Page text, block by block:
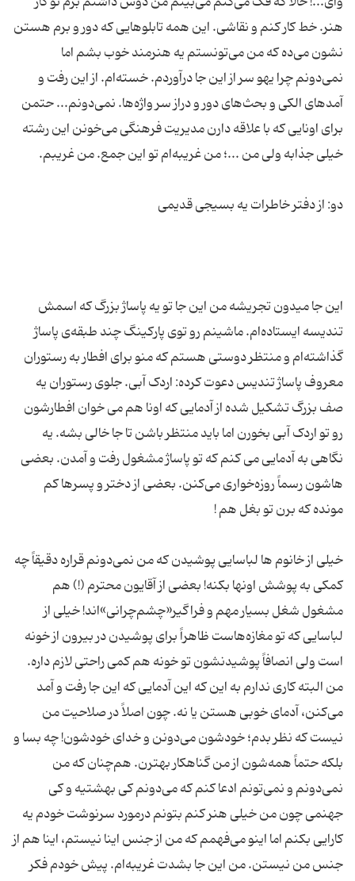
هنر. خط کار کنم و نقاشی. این همه تابلوهایی که دور و برم هستن
نشون می‌ده که من می‌تونستم یه هنرمند خوب بشم اما
نمی‌دونم چرا یهو سر از این جا درآوردم. خسته‌ام. از این رفت و
آمدهای الکی و بحث‌های دور و دراز سر واژه‌ها. نمی‌دونم... حتمن
برای اونایی که با علاقه دارن مدیریت فرهنگی می‌خونن این رشته
این جا میدون تجریشه من این جا تو یه پاساژ بزرگ که اسمش
تندیسه ایستاده‌ام. ماشینم رو توی پارکینگ چند طبقه‌ی پاساژ
گذاشته‌ام و منتظر دوستی هستم که منو برای افطار به رستوران
معروف پاساژ تندیس دعوت کرده: اردک آبی. جلوی رستوران یه
صف بزرگ تشکیل شده از آدمایی که اونا هم می خوان افطارشون
رو تو اردک آبی بخورن اما باید منتظر باشن تا جا خالی بشه. یه
نگاهی به آدمایی می کنم که تو پاساژ مشغول رفت و آمدن. بعضی
هاشون رسماً روزه‌خواری می‌کنن. بعضی‌ از دختر و پسرها کم
خیلی از خانوم ها لباسایی پوشیدن که من نمی‌دونم قراره دقیقاً چه
کمکی به پوشش اونها بکنه! بعضی از آقایون محترم (!) هم
مشغول شغل بسیار مهم و فراگیر«چشم‌چرانی»‌اند! خیلی از
لباسایی که تو مغازه‌هاست ظاهراً برای پوشیدن در بیرون از خونه
من البته کاری ندارم به این که این آدمایی که این جا رفت و آمد
می‌کنن، آدمای خوبی هستن یا نه. چون اصلاً در صلاحیت من
نیست که نظر بدم؛ خودشون می‌دونن و خدای خودشون! چه بسا و
بلکه حتماً همه‌شون از من گناهکار بهترن. هم‌چنان که من
نمی‌دونم و نمی‌تونم ادعا کنم که می‌دونم کی بهشتیه و کی
جهنمی چون من خیلی هنر کنم بتونم درمورد سرنوشت خودم یه
کارایی بکنم اما اینو می‌فهمم که من از جنس اینا نیستم، اینا هم از
جنس من نیستن. من این جا بشدت غریبه‌ام. پیش خودم فکر